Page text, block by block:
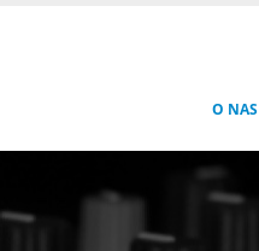
O NAS